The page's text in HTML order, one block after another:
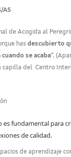
AS
de Acogida al
has descubierto
se acaba”.
capilla del Centro
es fundamental para
de calidad.
de aprendizaje